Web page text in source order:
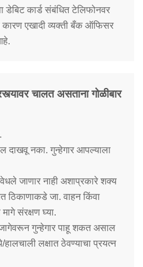
डेबिट कार्ड संबंधित टेलिफोनवर
एखादी व्यक्ती बँक ऑफिसर
चालत असताना गोळीबार
दाखवू नका. गुन्हेगार आपल्याला
जाणार नाही अशाप्रकारे शक्य
ठिकाणाकडे जा. वाहन किंवा
संरक्षण घ्या.
गुन्हेगार पाहू शकत असाल
हालचाली लक्षात ठेवण्याचा प्रयत्न